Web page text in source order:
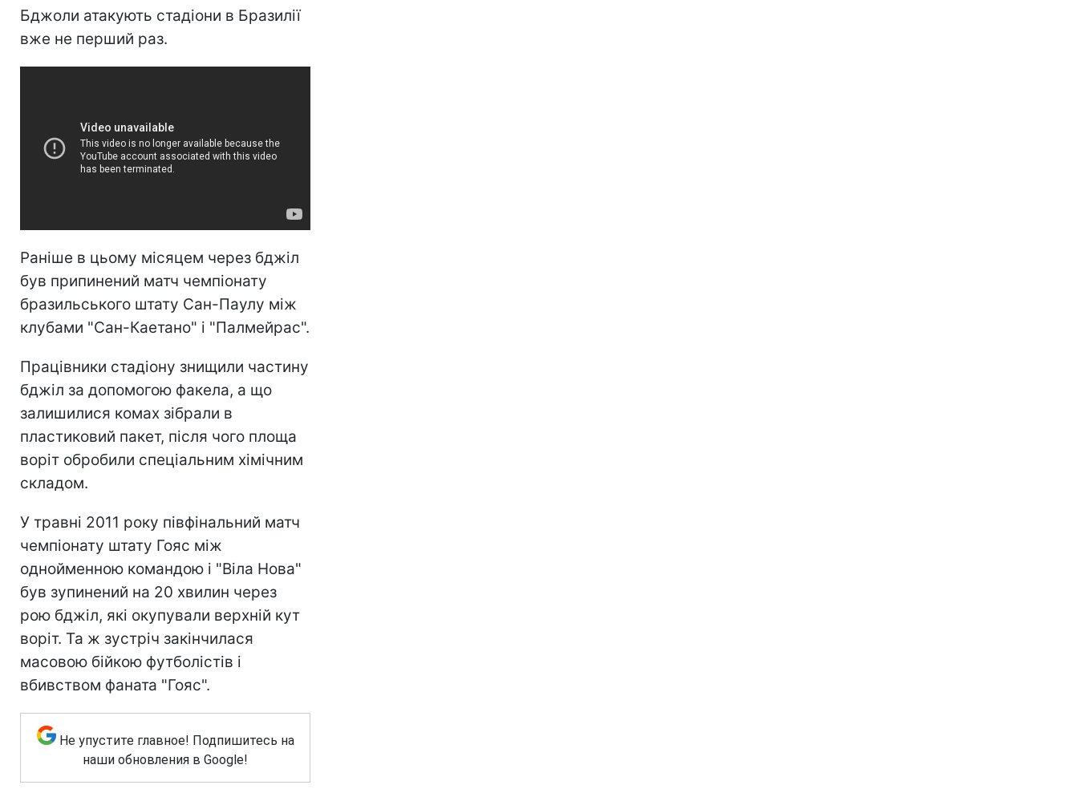
Бджоли атакують стадіони в Бразилії
вже не перший раз.
Раніше в цьому місяцем через бджіл
був припинений матч чемпіонату
бразильського штату Сан-Паулу між
клубами "Сан-Каетано" і "Палмейрас".
Працівники стадіону знищили частину
бджіл за допомогою факела, а що
залишилися комах зібрали в
пластиковий пакет, після чого площа
воріт обробили спеціальним хімічним
складом.
У травні 2011 року півфінальний матч
чемпіонату штату Гояс між
однойменною командою і "Віла Нова"
був зупинений на 20 хвилин через
рою бджіл, які окупували верхній кут
воріт. Та ж зустріч закінчилася
масовою бійкою футболістів і
вбивством фаната "Гояс".
Не упустите главное! Подпишитесь на
наши обновления в Google!